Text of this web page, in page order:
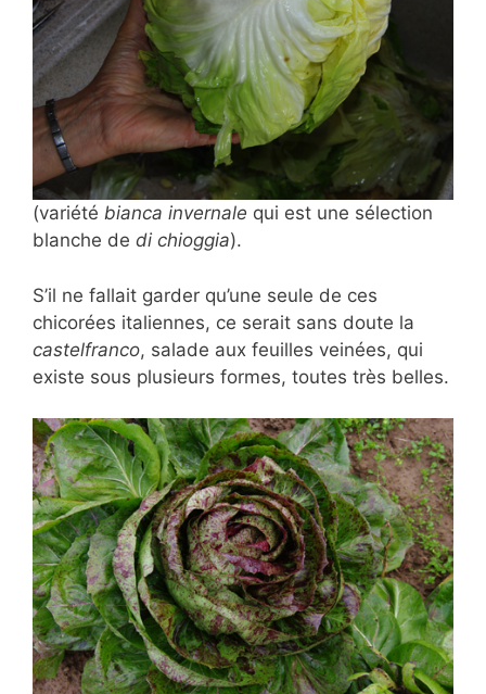
(variété bianca invernale qui est une sélection
blanche de di chioggia).
S’il ne fallait garder qu’une seule de ces
chicorées italiennes, ce serait sans doute la
castelfranco, salade aux feuilles veinées, qui
existe sous plusieurs formes, toutes très belles.